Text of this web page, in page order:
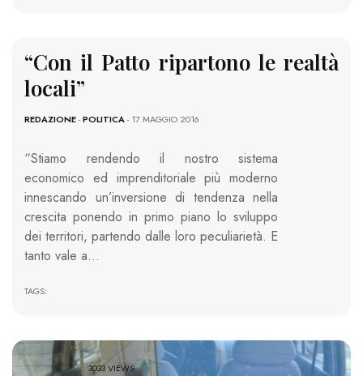
“Con il Patto ripartono le realtà
locali”
REDAZIONE-POLITICA- 17 MAGGIO 2016
“Stiamo rendendo il nostro sistema
economico ed imprenditoriale più moderno
innescando un’inversione di tendenza nella
crescita ponendo in primo piano lo sviluppo
dei territori, partendo dalle loro peculiarietà. E
tanto vale a…
TAGS:
3033 VIEWS